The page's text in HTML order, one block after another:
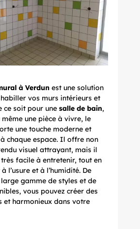
à Verdun est une solution
vos murs intérieurs et
ce soit pour une salle de bain,
une pièce à vivre, le
une touche moderne et
chaque espace. Il offre non
visuel attrayant, mais il
facile à entretenir, tout en
l’usure et à l’humidité. De
gamme de styles et de
vous pouvez créer des
et harmonieux dans votre